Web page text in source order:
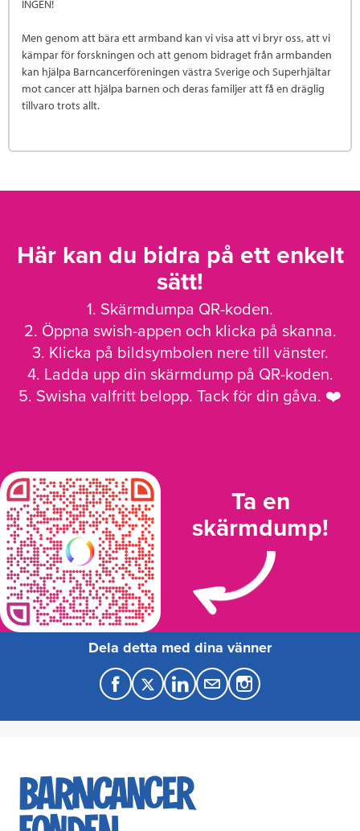
INGEN!
Men genom att bära ett armband kan vi visa att vi bryr oss, att vi
kämpar för forskningen och att genom bidraget från armbanden
kan hjälpa Barncancerföreningen västra Sverige och Superhjältar
mot cancer att hjälpa barnen och deras familjer att få en dräglig
tillvaro trots allt.
Här kan du bidra på ett enkelt
sätt!
1. Skärmdumpa QR-koden.
2. Öppna swish-appen och klicka på skanna.
3. Klicka på bildsymbolen nere till vänster.
4. Ladda upp din skärmdump på QR-koden.
5. Swisha valfritt belopp. Tack för din gåva. ❤️
Ta en
skärmdump!
Dela detta med dina vänner
F
a
e
b
T
w
t
t
L
i
k
e
M
a